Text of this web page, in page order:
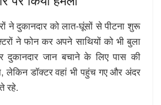
ने दुकानदार को लात-घूंसों से पीटना शुरू
ने फोन कर अपने साथियों को भी बुला
दुकानदार जान बचाने के लिए पास की
लेकिन डॉक्टर वहां भी पहुंच गए और अंदर
रहे.